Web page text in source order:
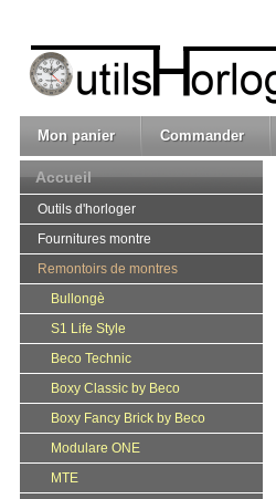
Mon panier Commander
Accueil
Outils d'horloger
Fournitures montre
Remontoirs de montres
Bullongè
S1 Life Style
Beco Technic
Boxy Classic by Beco
Boxy Fancy Brick by Beco
Modulare ONE
MTE